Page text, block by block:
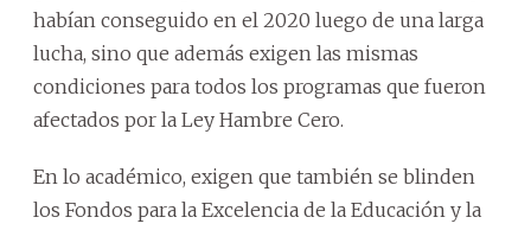
habían conseguido en el 2020 luego de una larga
lucha, sino que además exigen las mismas
condiciones para todos los programas que fueron
afectados por la Ley Hambre Cero.
En lo académico, exigen que también se blinden
los Fondos para la Excelencia de la Educación y la